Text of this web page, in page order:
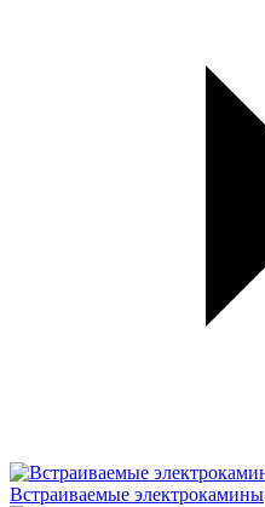
Встраиваемые электрокамины